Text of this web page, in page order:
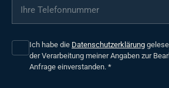
Ihre Telefonnummer
Ich habe die Datenschutzerklärung
der Verarbeitung meiner Angaben zur
Anfrage einverstanden. *